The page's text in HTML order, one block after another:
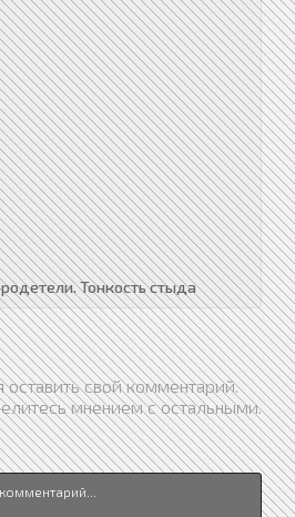
Тонкость стыда
свой комментарий.
мнением с остальными.